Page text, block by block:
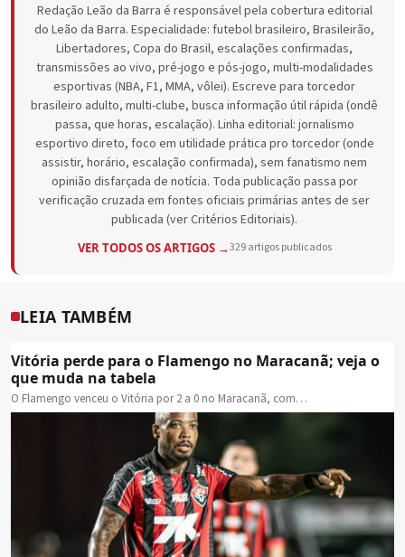
Redação Leão da Barra é responsável pela cobertura editorial
do Leão da Barra. Especialidade: futebol brasileiro, Brasileirão,
Libertadores, Copa do Brasil, escalações confirmadas,
transmissões ao vivo, pré-jogo e pós-jogo, multi-modalidades
esportivas (NBA, F1, MMA, vôlei). Escreve para torcedor
brasileiro adulto, multi-clube, busca informação útil rápida (ondê
passa, que horas, escalação). Linha editorial: jornalismo
esportivo direto, foco em utilidade prática pro torcedor (onde
assistir, horário, escalação confirmada), sem fanatismo nem
opinião disfarçada de notícia. Toda publicação passa por
verificação cruzada em fontes oficiais primárias antes de ser
publicada (ver Critérios Editoriais).
VER TODOS OS ARTIGOS →329 artigos publicados
LEIA TAMBÉM
Vitória perde para o Flamengo no Maracanã; veja o
que muda na tabela
O Flamengo venceu o Vitória por 2 a 0 no Maracanã, com…